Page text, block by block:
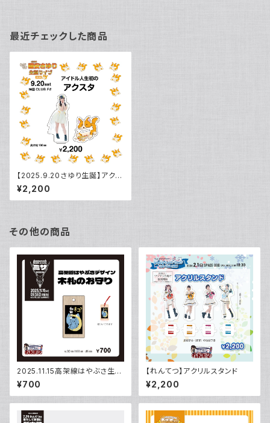
最近チェックした商品
【2025.9.20さゆり生誕】アクリ
ルスタンド
¥2,200
その他の商品
2025.11.15高架線はやぶさ生
誕 はやぶさデザイン木札のお
守り
¥700
【れんてつ】アクリルスタンド
¥2,200